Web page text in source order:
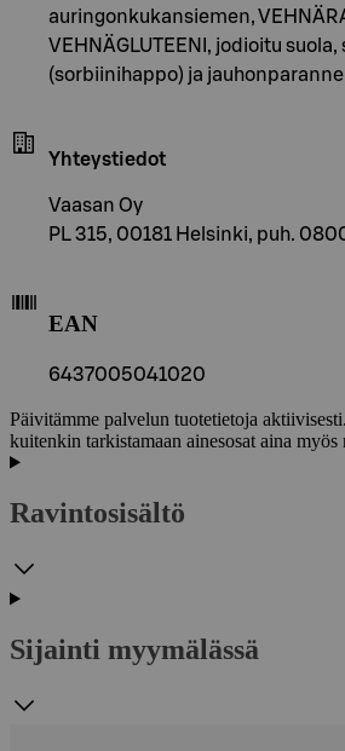
auringonkukansiemen,
VEHNÄGLUTEENI, jodioitu
(sorbiinihappo) ja
Yhteystiedot
Vaasan Oy
PL 315, 00181 Helsinki, puh.
EAN
6437005041020
Päivitämme palvelun tuotetietoja
kuitenkin tarkistamaan ainesosat aina
Ravintosisältö
Sijainti myymälässä